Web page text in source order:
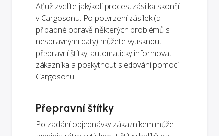
Ať už zvolíte jakýkoli proces, zásilka skončí
v Cargosonu. Po potvrzení zásilek (a
případné opravě některých problémů s
nesprávnými daty) můžete vytisknout
přepravní štítky, automaticky informovat
zákazníka a poskytnout sledování pomocí
Cargosonu.
Přepravní štítky
Po zadání objednávky zákazníkem může